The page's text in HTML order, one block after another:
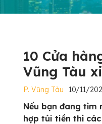
10 Cửa
Vũng Tàu
P. Vũng Tàu 10/11/
Nếu bạn đang tìm
hợp túi tiền thì